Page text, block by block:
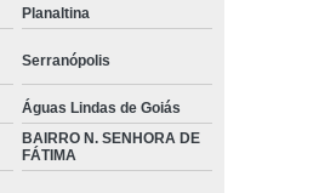
Planaltina
Serranópolis
Águas Lindas de Goiás
BAIRRO N. SENHORA DE
FÁTIMA